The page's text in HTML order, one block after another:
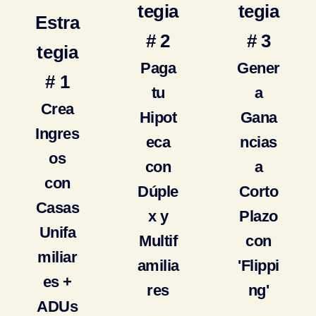
Estra
Tegia
# 1
Crea
Ingres
os
con
Casas
Unifa
miliar
es +
ADUs
Tegia
# 2
Paga
tu
Hipot
eca
con
Dúple
x y
Multif
amilia
res
Tegia
# 3
Gener
a
Gana
ncias
a
Corto
Plazo
con
'Flippi
ng'